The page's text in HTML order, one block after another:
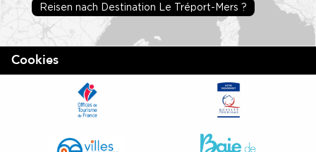
Reisen nach Destination Le Tréport-Mers ?
Cookies